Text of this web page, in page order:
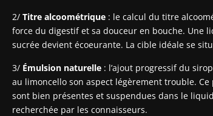
2/ Titre alcoométrique : le calcul du titre
force du digestif et sa douceur en bouche. Une
sucrée devient écoeurante. La cible idéale se
3/ Émulsion naturelle : l’ajout progressif du
au limoncello son aspect légèrement trouble.
sont bien présentes et suspendues dans le
recherchée par les connaisseurs.